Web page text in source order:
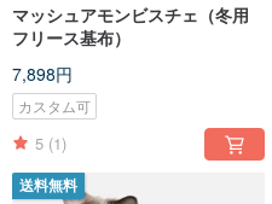
マッシュアモンビスチェ（冬用
フリース基布）
7,898円
カスタム可
5 (1)
送料無料